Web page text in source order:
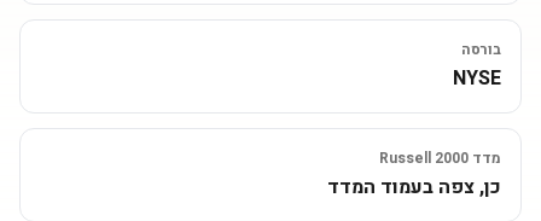
בורסה
NYSE
מדד Russell 2000
כן, צפה בעמוד המדד